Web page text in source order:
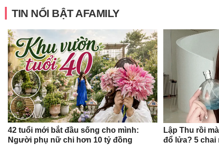
TIN NỔI BẬT AFAMILY
42 tuổi mới bắt đầu sống cho mình:
Người phụ nữ chi hơn 10 tỷ đồng
Lập Thu rồi
đổ lửa? 5